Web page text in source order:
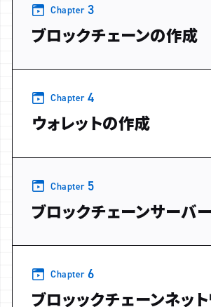
Chapter 3
ブロックチェーンの作成
Chapter 4
ウォレットの作成
Chapter 5
ブロックチェーンサーバ
Chapter 6
ブロッックチェーンネッ